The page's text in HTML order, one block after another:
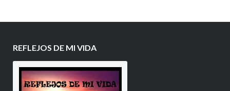
REFLEJOS DE MI VIDA